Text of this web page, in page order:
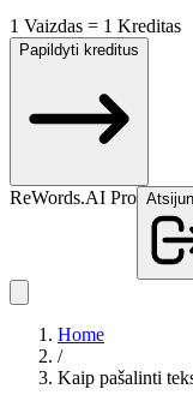
1 Vaizdas = 1 Kreditas
Papildyti kreditus
ReWords.AI Pro
Home
/
Kaip pašalinti